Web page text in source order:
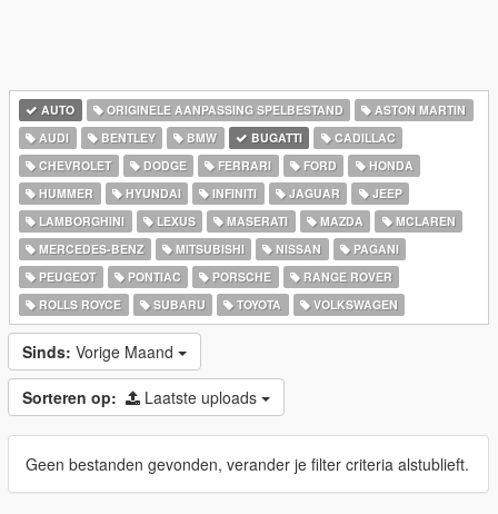
AUTO ORIGINELE AANPASSING SPELBESTAND
ASTON MARTIN
AUDI
BENTLEY BMW BUGATTI
CADILLAC
CHEVROLET
DODGE FERRARI FORD
HONDA
HUMMER
HYUNDAI INFINITI JAGUAR
JEEP
LAMBORGHINI
LEXUS MASERATI MAZDA
MCLAREN
MERCEDES-BENZ
MITSUBISHI NISSAN
PAGANI
PEUGEOT
PONTIAC PORSCHE
RANGE ROVER
ROLLS ROYCE
SUBARU TOYOTA VOLKSWAGEN
Sinds: Vorige Maand
Sorteren op: Laatste uploads
Geen bestanden gevonden, verander je filter criteria alstublieft.